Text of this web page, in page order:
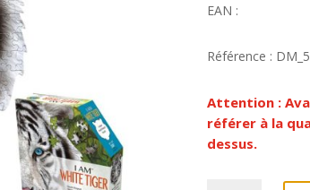
EAN :
Référence :
Attention :
référer à la
dessus.